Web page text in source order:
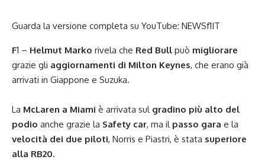
Guarda la versione completa su YouTube: NEWSf1IT
F1 – Helmut Marko rivela che Red Bull può migliorare
grazie gli aggiornamenti di Milton Keynes, che erano già
arrivati in Giappone e Suzuka.
La McLaren a Miami è arrivata sul gradino più alto del
podio anche grazie la Safety car, ma il passo gara e la
velocità dei due piloti, Norris e Piastri, è stata superiore
alla RB20.